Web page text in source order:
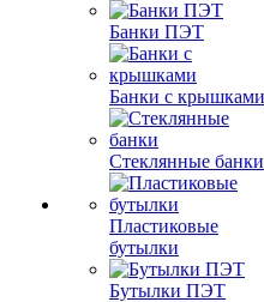
Банки ПЭТ
Банки с крышками
Стеклянные банки
Пластиковые
бутылки
Бутылки ПЭТ